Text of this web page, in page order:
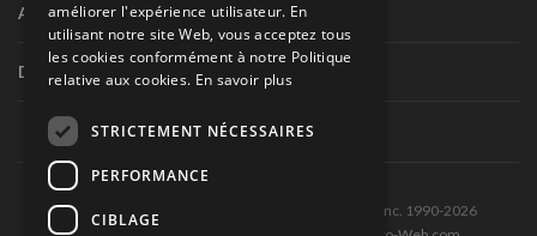
Autres séries nationales
Divers
Tous droits réservés © Les Éditions Pole-Position inc. 1990-2026
améliorer l'expérience utilisateur. En
utilisant notre site Web, vous acceptez tous
les cookies conformément à notre Politique
relative aux cookies. En savoir plus
STRICTEMENT NÉCESSAIRES
PERFORMANCE
CIBLAGE